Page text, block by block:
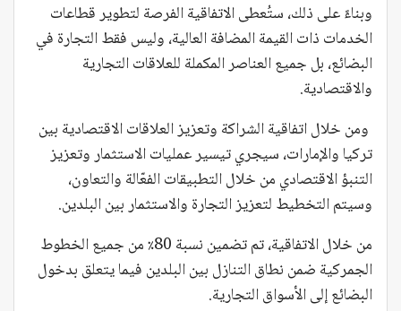
وبناءً على ذلك، ستُعطى الاتفاقية الفرصة لتطوير قطاعات
الخدمات ذات القيمة المضافة العالية، وليس فقط التجارة في
البضائع، بل جميع العناصر المكملة للعلاقات التجارية
والاقتصادية.
ومن خلال اتفاقية الشراكة وتعزيز العلاقات الاقتصادية بين
تركيا والإمارات، سيجري تيسير عمليات الاستثمار وتعزيز
التنبؤ الاقتصادي من خلال التطبيقات الفعّالة والتعاون،
وسيتم التخطيط لتعزيز التجارة والاستثمار بين البلدين.
من خلال الاتفاقية، تم تضمين نسبة 80٪ من جميع الخطوط
الجمركية ضمن نطاق التنازل بين البلدين فيما يتعلق بدخول
البضائع إلى الأسواق التجارية.